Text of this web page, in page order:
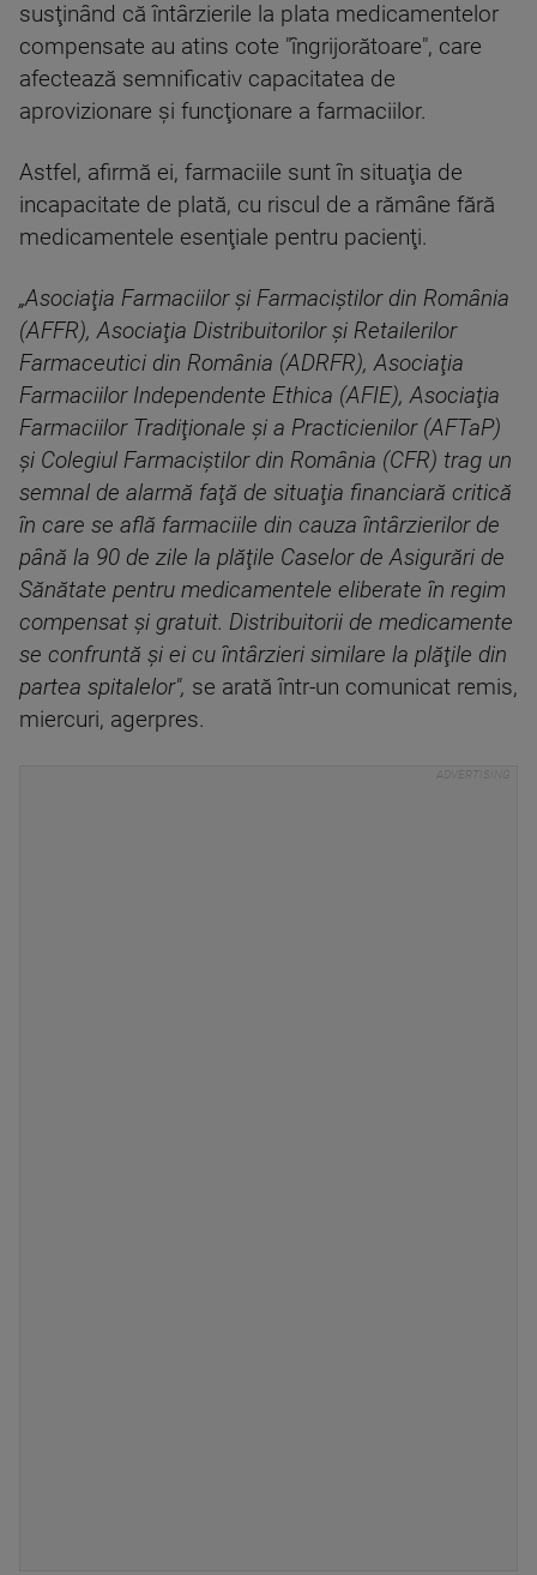
susţinând că întârzierile la plata medicamentelor
compensate au atins cote "îngrijorătoare", care
afectează semnificativ capacitatea de
aprovizionare şi funcţionare a farmaciilor.
Astfel, afirmă ei, farmaciile sunt în situaţia de
incapacitate de plată, cu riscul de a rămâne fără
medicamentele esenţiale pentru pacienţi.
„Asociaţia Farmaciilor şi Farmaciştilor din România
(AFFR), Asociaţia Distribuitorilor şi Retailerilor
Farmaceutici din România (ADRFR), Asociaţia
Farmaciilor Independente Ethica (AFIE), Asociaţia
Farmaciilor Tradiţionale şi a Practicienilor (AFTaP)
şi Colegiul Farmaciştilor din România (CFR) trag un
semnal de alarmă faţă de situaţia financiară critică
în care se află farmaciile din cauza întârzierilor de
până la 90 de zile la plăţile Caselor de Asigurări de
Sănătate pentru medicamentele eliberate în regim
compensat şi gratuit. Distribuitorii de medicamente
se confruntă şi ei cu întârzieri similare la plăţile din
partea spitalelor", se arată într-un comunicat remis,
miercuri, agerpres.